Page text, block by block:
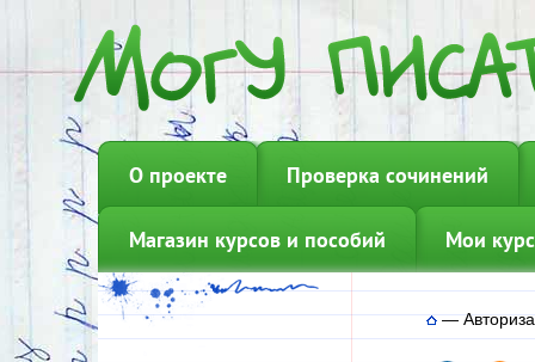
О проекте Проверка сочинений
Магазин курсов и пособий Мои
—